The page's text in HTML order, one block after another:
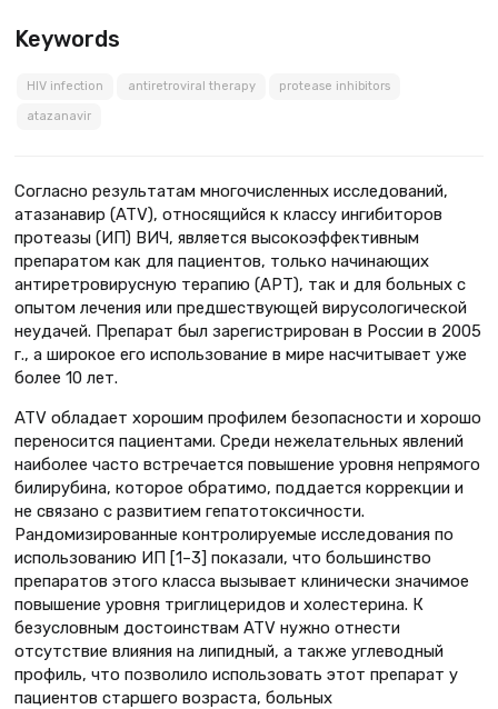
Keywords
HIV infection antiretroviral therapy protease inhibitors
atazanavir
Согласно результатам многочисленных исследований,
атазанавир (ATV), относящийся к классу ингибиторов
протеазы (ИП) ВИЧ, является высокоэффективным
препаратом как для пациентов, только начинающих
антиретровирусную терапию (АРТ), так и для больных с
опытом лечения или предшест­вующей вирусологической
неудачей. Препарат был зарегистрирован в России в 2005
г., а широкое его использование в мире насчитывает уже
более 10 лет.
ATV обладает хорошим профилем безопасности и хорошо
переносится пациентами. Среди нежелательных явлений
наиболее часто встречается повышение уровня непрямого
билирубина, которое обратимо, поддается коррекции и
не связано с развитием гепатотоксичности.
Рандомизированные контролируемые исследования по
использованию ИП [1–3] показали, что большинство
препаратов этого класса вызывает клинически значимое
повышение уровня триглицеридов и холестерина. К
безусловным достоинствам ATV нужно отнести
отсутствие влияния на липидный, а также углеводный
профиль, что позволило использовать этот препарат у
пациентов старшего возраста, больных